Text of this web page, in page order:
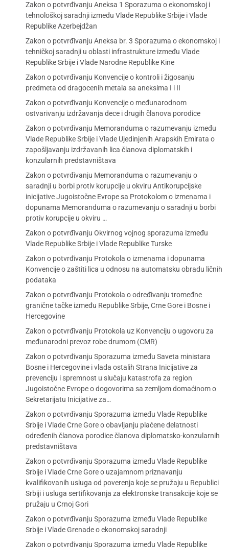
Zakon o potvrđivanju Aneksa 1 Sporazuma o ekonomskoj i
tehnološkoj saradnji između Vlade Republike Srbije i Vlade
Republike Azerbejdžan
Zakon o potvrđivanju Aneksa br. 3 Sporazuma o ekonomskoj i
tehničkoj saradnji u oblasti infrastrukture između Vlade
Republike Srbije i Vlade Narodne Republike Kine
Zakon o potvrđivanju Konvencije o kontroli i žigosanju
predmeta od dragocenih metala sa aneksima I i II
Zakon o potvrđivanju Konvencije o međunarodnom
ostvarivanju izdržavanja dece i drugih članova porodice
Zakon o potvrđivanju Memoranduma o razumevanju između
Vlade Republike Srbije i Vlade Ujedinjenih Arapskih Emirata o
zapošljavanju izdržavanih lica članova diplomatskih i
konzularnih predstavništava
Zakon o potvrđivanju Memoranduma o razumevanju o
saradnji u borbi protiv korupcije u okviru Antikorupcijske
inicijative Jugoistočne Evrope sa Protokolom o izmenama i
dopunama Memoranduma o razumevanju o saradnji u borbi
protiv korupcije u okviru …
Zakon o potvrđivanju Okvirnog vojnog sporazuma između
Vlade Republike Srbije i Vlade Republike Turske
Zakon o potvrđivanju Protokola o izmenama i dopunama
Konvencije o zaštiti lica u odnosu na automatsku obradu ličnih
podataka
Zakon o potvrđivanju Protokola o određivanju tromeđne
granične tačke između Republike Srbije, Crne Gore i Bosne i
Hercegovine
Zakon o potvrđivanju Protokola uz Konvenciju o ugovoru za
međunarodni prevoz robe drumom (CMR)
Zakon o potvrđivanju Sporazuma između Saveta ministara
Bosne i Hercegovine i vlada ostalih Strana Inicijative za
prevenciju i spremnost u slučaju katastrofa za region
Jugoistočne Evrope o dogovorima sa zemljom domaćinom o
Sekretarijatu Inicijative za…
Zakon o potvrđivanju Sporazuma između Vlade Republike
Srbije i Vlade Crne Gore o obavljanju plaćene delatnosti
određenih članova porodice članova diplomatsko-konzularnih
predstavništava
Zakon o potvrđivanju Sporazuma između Vlade Republike
Srbije i Vlade Crne Gore o uzajamnom priznavanju
kvalifikovanih usluga od poverenja koje se pružaju u Republici
Srbiji i usluga sertifikovanja za elektronske transakcije koje se
pružaju u Crnoj Gori
Zakon o potvrđivanju Sporazuma između Vlade Republike
Srbije i Vlade Grenade o ekonomskoj saradnji
Zakon o potvrđivanju Sporazuma između Vlade Republike